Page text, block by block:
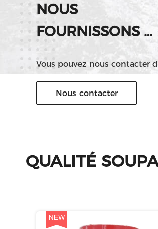
NOUS
FOURNISSONS
LE MEILLEUR
SERVICE !
Nous contacter
QUALITÉ